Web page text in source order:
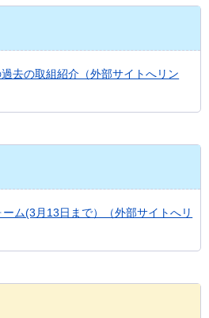
去の取組紹介（外部サイトへリン
ム(3月13日まで）（外部サイトへリ